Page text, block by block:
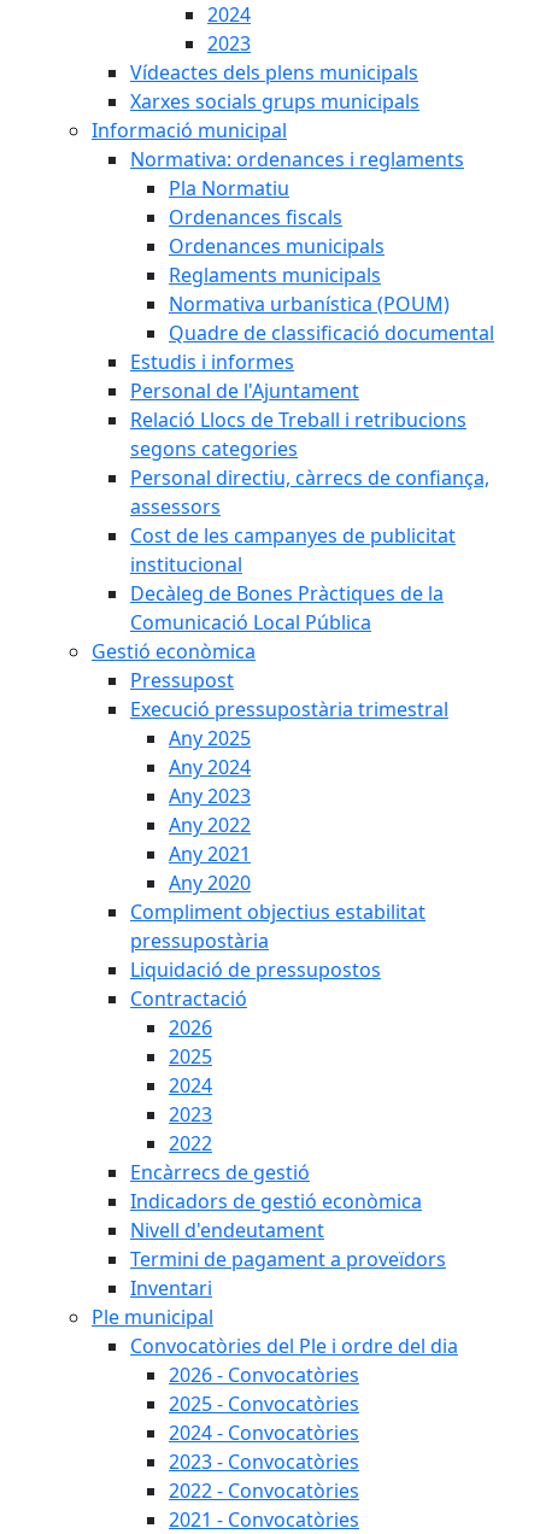
2024
2023
Vídeactes dels plens municipals
Xarxes socials grups municipals
Informació municipal
Normativa: ordenances i reglaments
Pla Normatiu
Ordenances fiscals
Ordenances municipals
Reglaments municipals
Normativa urbanística (POUM)
Quadre de classificació documental
Estudis i informes
Personal de l'Ajuntament
Relació Llocs de Treball i retribucions
segons categories
Personal directiu, càrrecs de confiança,
assessors
Cost de les campanyes de publicitat
institucional
Decàleg de Bones Pràctiques de la
Comunicació Local Pública
Gestió econòmica
Pressupost
Execució pressupostària trimestral
Any 2025
Any 2024
Any 2023
Any 2022
Any 2021
Any 2020
Compliment objectius estabilitat
pressupostària
Liquidació de pressupostos
Contractació
2026
2025
2024
2023
2022
Encàrrecs de gestió
Indicadors de gestió econòmica
Nivell d'endeutament
Termini de pagament a proveïdors
Inventari
Ple municipal
Convocatòries del Ple i ordre del dia
2026 - Convocatòries
2025 - Convocatòries
2024 - Convocatòries
2023 - Convocatòries
2022 - Convocatòries
2021 - Convocatòries